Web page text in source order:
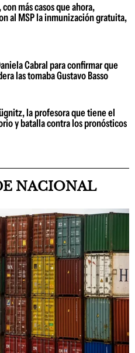
más casos que ahora,
al MSP la inmunización gratuita,
Cabral para confirmar que
las tomaba Gustavo Basso
la profesora que tiene el
y batalla contra los pronósticos
NACIONAL